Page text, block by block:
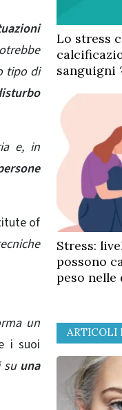
tipo di
e, in
of
un
i suoi
su una
Lo stress
sanguigni
Stress:
possono
peso nelle
ARTICOLI